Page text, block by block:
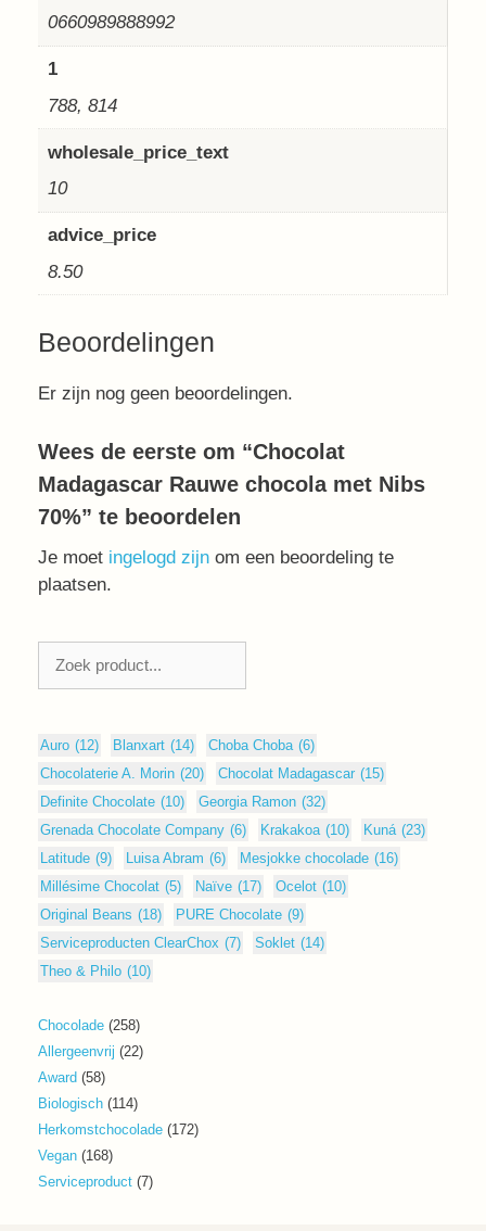
0660989888992
1
788, 814
wholesale_price_text
10
advice_price
8.50
Beoordelingen
Er zijn nog geen beoordelingen.
Wees de eerste om “Chocolat
Madagascar Rauwe chocola met Nibs
70%” te beoordelen
Je moet ingelogd zijn om een beoordeling te
plaatsen.
Auro (12) Blanxart (14) Choba Choba (6)
Chocolaterie A. Morin (20) Chocolat Madagascar (15)
Definite Chocolate (10) Georgia Ramon (32)
Grenada Chocolate Company (6) Krakakoa (10) Kuná (23)
Latitude (9) Luisa Abram (6) Mesjokke chocolade (16)
Millésime Chocolat (5) Naïve (17) Ocelot (10)
Original Beans (18) PURE Chocolate (9)
Serviceproducten ClearChox (7) Soklet (14)
Theo & Philo (10)
Chocolade 258258
producten
Allergeenvrij 2222
Award 5858
producten
Biologisch 114114
producten
Herkomstchocolade 172172
Vegan 168168
producten
Serviceproduct 77